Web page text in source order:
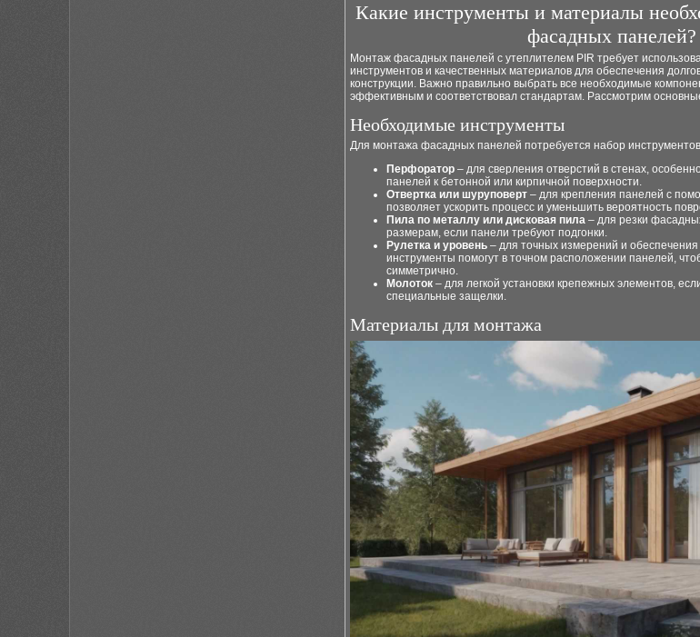
Какие инструменты и материалы
фасадных панелей?
Монтаж фасадных панелей с утеплителем PIR требует
инструментов и качественных материалов для обеспечения
конструкции. Важно правильно выбрать все необходимые
эффективным и соответствовал стандартам. Рассмотрим
Необходимые инструменты
Для монтажа фасадных панелей потребуется набор
Перфоратор – для сверления отверстий в стенах,
панелей к бетонной или кирпичной поверхности.
Отвертка или шуруповерт – для крепления панелей с
позволяет ускорить процесс и уменьшить вероятность
Пила по металлу или дисковая пила – для резки
размерам, если панели требуют подгонки.
Рулетка и уровень – для точных измерений и
инструменты помогут в точном расположении панелей,
симметрично.
Молоток – для легкой установки крепежных элементов,
специальные защелки.
Материалы для монтажа